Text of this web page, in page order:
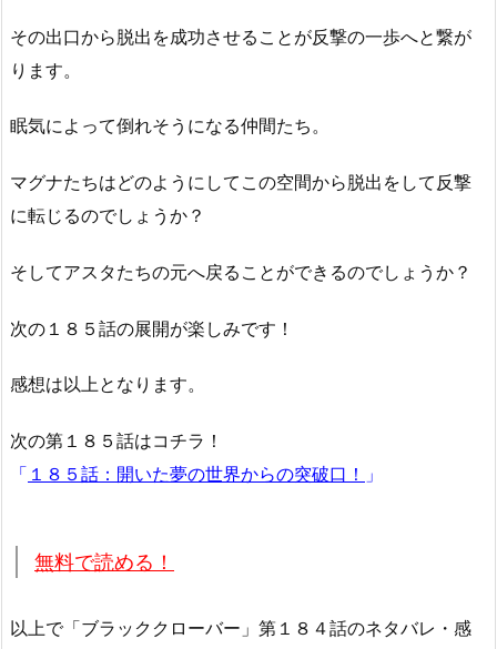
その出口から脱出を成功させることが反撃の一歩へと繋が
ります。
眠気によって倒れそうになる仲間たち。
マグナたちはどのようにしてこの空間から脱出をして反撃
に転じるのでしょうか？
そしてアスタたちの元へ戻ることができるのでしょうか？
次の１８５話の展開が楽しみです！
感想は以上となります。
次の第１８５話はコチラ！
「 １８５話：開いた夢の世界からの突破口！ 」
無料で読める！
以上で「ブラッククローバー」第１８４話のネタバレ・感